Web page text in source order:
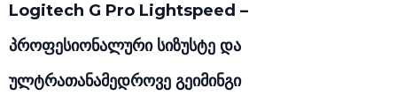
Logitech G Pro Lightspeed –
პროფესიონალური სიზუსტე და
ულტრათანამედროვე გეიმინგი